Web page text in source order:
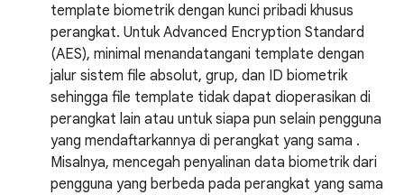
template biometrik dengan kunci pribadi khusus
perangkat. Untuk Advanced Encryption Standard
(AES), minimal menandatangani template dengan
jalur sistem file absolut, grup, dan ID biometrik
sehingga file template tidak dapat dioperasikan di
perangkat lain atau untuk siapa pun selain pengguna
yang mendaftarkannya di perangkat yang sama .
Misalnya, mencegah penyalinan data biometrik dari
pengguna yang berbeda pada perangkat yang sama